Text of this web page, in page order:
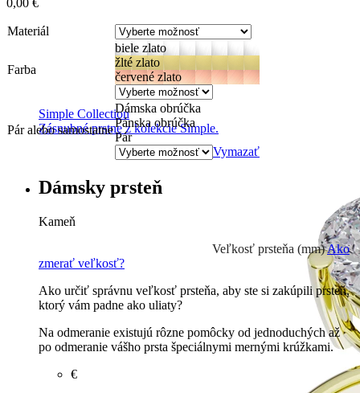
Simple Collection
Zásnubné prstne z kolekcie Simple.
Materiál
Farba
biele zlato
žlté zlato
červené zlato
Pár alebo samostatne
Dámska obrúčka
Pánska obrúčka
Pár
Vymazať
Dámsky prsteň
Kameň
Veľkosť prsteňa (mm)Ako
zmerať veľkosť?
Ako určiť správnu veľkosť prsteňa, aby ste si zakúpili prsteň,
ktorý vám padne ako uliaty?
Na odmeranie existujú rôzne pomôcky od jednoduchých až
po odmeranie vášho prsta špeciálnymi mernými krúžkami.
€